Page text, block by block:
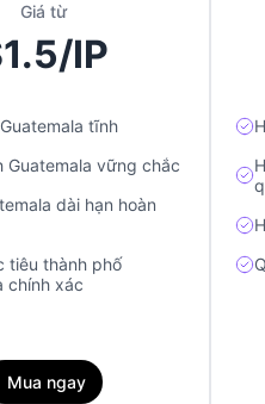
Giá từ
IP
tĩnh
Guatemala vững chắc
dài hạn hoàn
tiêu thành phố
chính xác
Mua ngay